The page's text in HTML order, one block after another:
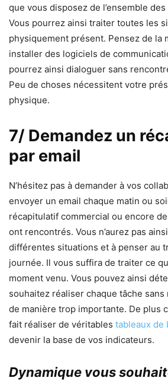
que vous disposez de l’ensemble
Vous pourrez ainsi traiter toutes les
physiquement présent. Pensez de la
installer des logiciels de
pourrez ainsi dialoguer sans
Peu de choses nécessitent votre
physique.
7/ Demandez un
par email
N’hésitez pas à demander à vos
envoyer un email chaque matin ou
récapitulatif commercial ou encore
ont rencontrés. Vous n’aurez pas
différentes situations et à penser au
journée. Il vous suffira de traiter ce
moment venu. Vous pouvez ainsi
souhaitez réaliser chaque tâche sans
de manière trop importante. De plus
fait réaliser de véritables tableaux de
devenir la base de vos indicateurs.
Dynamique vous